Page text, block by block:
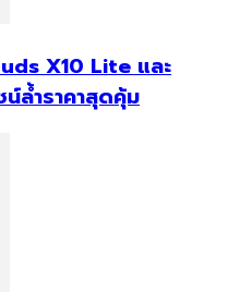
X10 Lite และ
ล้ำราคาสุดคุ้ม